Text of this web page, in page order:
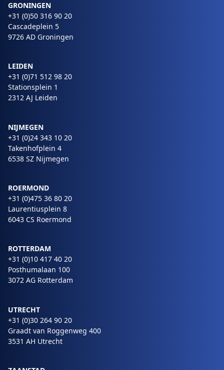
GRONINGEN
+31 (0)50 316 90 20
Cascadeplein 5
9726 AD Groningen
LEIDEN
+31 (0)71 512 98 20
Stationsplein 1
2312 AJ Leiden
NIJMEGEN
+31 (0)24 343 10 20
Takenhofplein 4
6538 SZ Nijmegen
ROERMOND
+31 (0)475 36 80 20
Laurentiusplein 8
6043 CS Roermond
ROTTERDAM
+31 (0)10 417 40 20
Posthumalaan 100
3072 AG Rotterdam
UTRECHT
+31 (0)30 264 90 20
Graadt van Roggenweg 400
3531 AH Utrecht